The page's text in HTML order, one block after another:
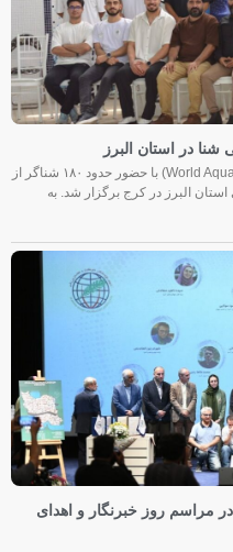
در استان البرز
جشنواره بزرگداشت روز جهانی شنا (World Aquatics Day) با حضور حدود ۱۸۰ شناگر از
البرز در کرج برگزار شد. به
روز خبرنگار و اهدای